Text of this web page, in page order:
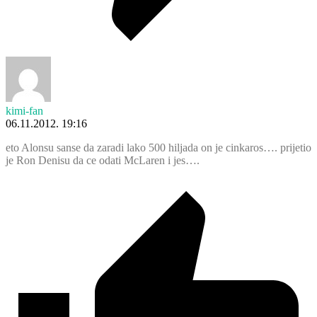
kimi-fan
06.11.2012. 19:16
eto Alonsu sanse da zaradi lako 500 hiljada on je cinkaros…. prijetio
je Ron Denisu da ce odati McLaren i jes….